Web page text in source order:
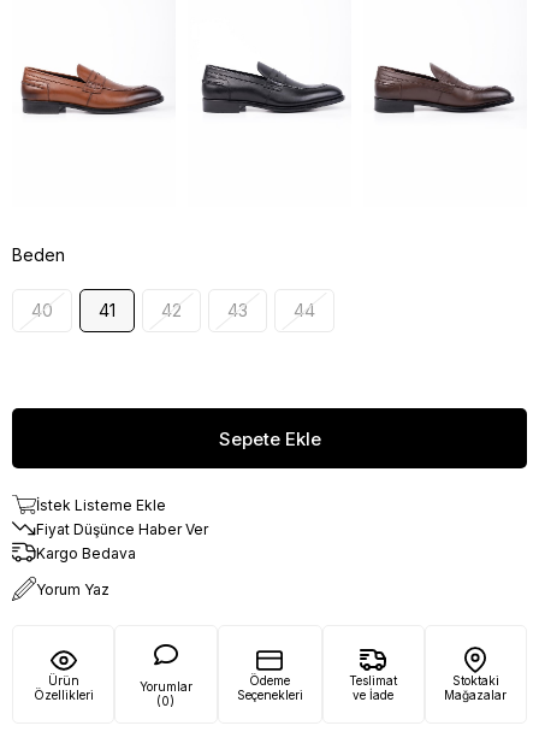
Beden
40 41 42 43 44
İstek Listeme Ekle
Fiyat Düşünce Haber Ver
Kargo Bedava
Yorum Yaz
Ürün
Özellikleri
Yorumlar
(0)
Ödeme
Seçenekleri
Teslimat
ve İade
Stoktaki
Mağazalar